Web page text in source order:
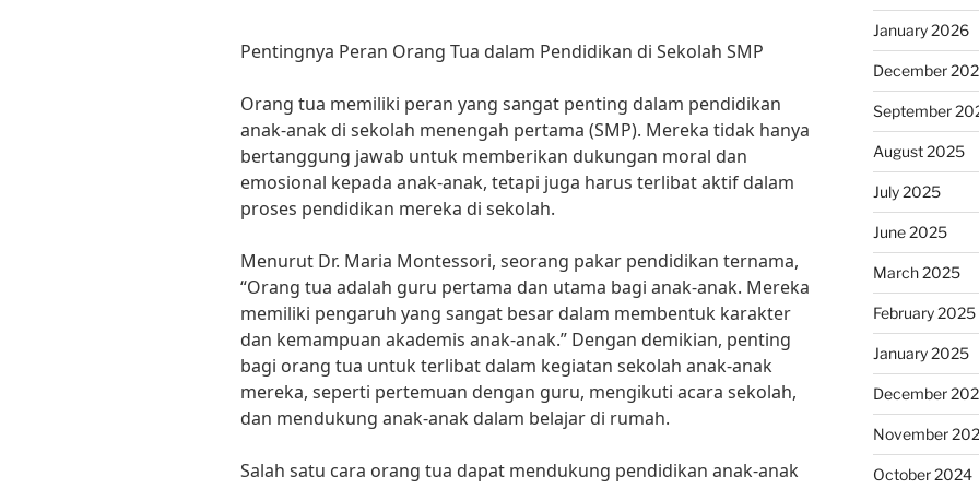
Pentingnya Peran Orang Tua dalam Pendidikan di Sekolah SMP
Orang tua memiliki peran yang sangat penting dalam pendidikan
anak-anak di sekolah menengah pertama (SMP). Mereka tidak hanya
bertanggung jawab untuk memberikan dukungan moral dan
emosional kepada anak-anak, tetapi juga harus terlibat aktif dalam
proses pendidikan mereka di sekolah.
Menurut Dr. Maria Montessori, seorang pakar pendidikan ternama,
“Orang tua adalah guru pertama dan utama bagi anak-anak. Mereka
memiliki pengaruh yang sangat besar dalam membentuk karakter
dan kemampuan akademis anak-anak.” Dengan demikian, penting
bagi orang tua untuk terlibat dalam kegiatan sekolah anak-anak
mereka, seperti pertemuan dengan guru, mengikuti acara sekolah,
dan mendukung anak-anak dalam belajar di rumah.
Salah satu cara orang tua dapat mendukung pendidikan anak-anak
January 2026
December
September
August 2025
July 2025
June 2025
March 2025
February 2025
January 2025
December
November
October 2024